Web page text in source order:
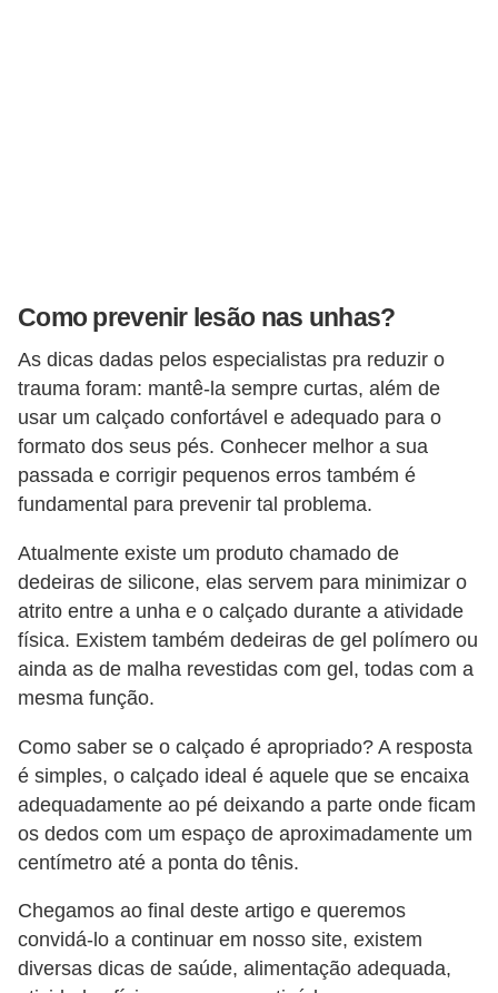
Como prevenir lesão nas unhas?
As dicas dadas pelos especialistas pra reduzir o
trauma foram: mantê-la sempre curtas, além de
usar um calçado confortável e adequado para o
formato dos seus pés. Conhecer melhor a sua
passada e corrigir pequenos erros também é
fundamental para prevenir tal problema.
Atualmente existe um produto chamado de
dedeiras de silicone, elas servem para minimizar o
atrito entre a unha e o calçado durante a atividade
física. Existem também dedeiras de gel polímero ou
ainda as de malha revestidas com gel, todas com a
mesma função.
Como saber se o calçado é apropriado? A resposta
é simples, o calçado ideal é aquele que se encaixa
adequadamente ao pé deixando a parte onde ficam
os dedos com um espaço de aproximadamente um
centímetro até a ponta do tênis.
Chegamos ao final deste artigo e queremos
convidá-lo a continuar em nosso site, existem
diversas dicas de saúde, alimentação adequada,